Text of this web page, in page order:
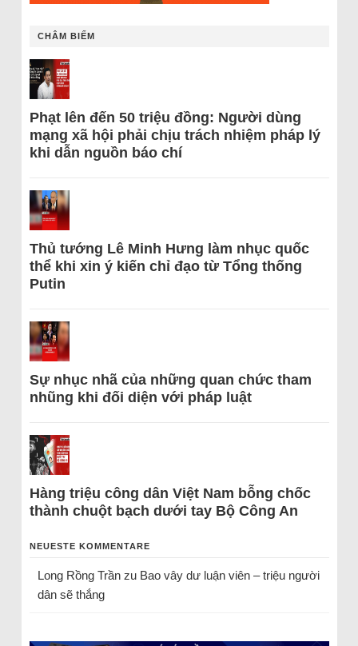
CHÂM BIẾM
Phạt lên đến 50 triệu đồng: Người dùng
mạng xã hội phải chịu trách nhiệm pháp lý
khi dẫn nguồn báo chí
Thủ tướng Lê Minh Hưng làm nhục quốc
thể khi xin ý kiến chỉ đạo từ Tổng thống
Putin
Sự nhục nhã của những quan chức tham
nhũng khi đối diện với pháp luật
Hàng triệu công dân Việt Nam bỗng chốc
thành chuột bạch dưới tay Bộ Công An
NEUESTE KOMMENTARE
Long Rồng Trầnzu Bao vây dư luận viên – triệu người
dân sẽ thắng